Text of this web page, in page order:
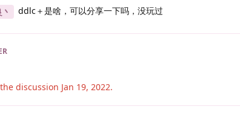
ddlc＋是啥，可以分享一下吗，没玩过
discussion Jan 19, 2022.